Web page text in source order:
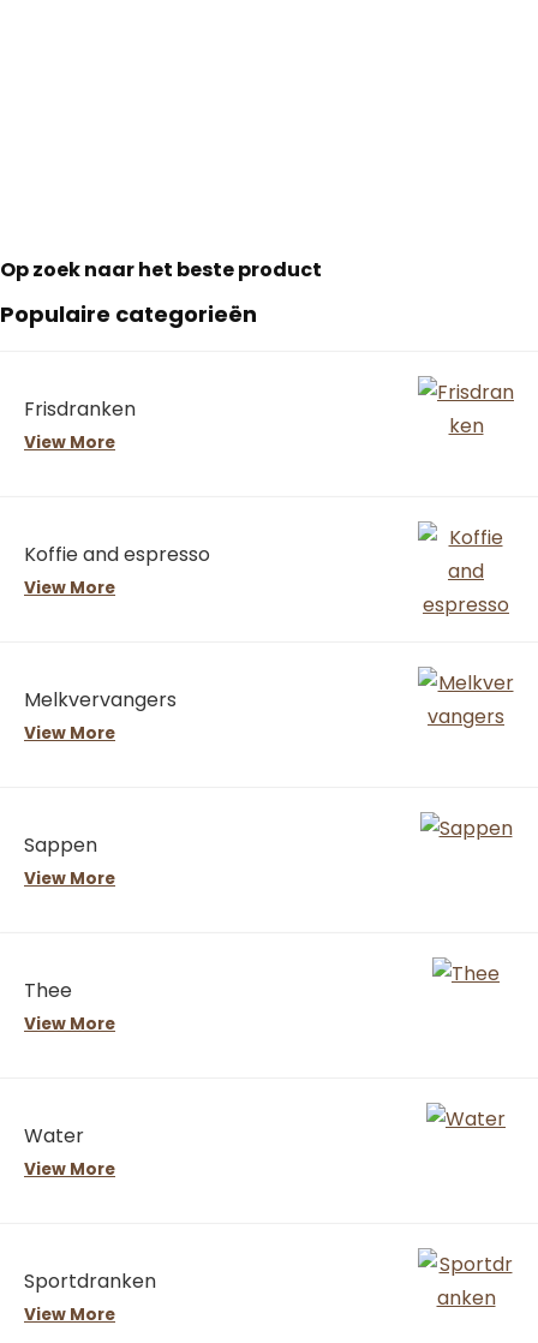
Op zoek naar het beste product
Populaire categorieën
Frisdranken
View More
Koffie and espresso
View More
Melkvervangers
View More
Sappen
View More
Thee
View More
Water
View More
Sportdranken
View More